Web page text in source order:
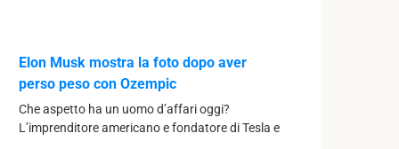
Elon Musk mostra la foto dopo aver
perso peso con Ozempic
Che aspetto ha un uomo d’affari oggi?
L’imprenditore americano e fondatore di Tesla e